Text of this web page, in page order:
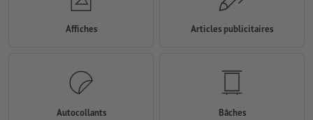
Affiches Articles publicitaires
Autocollants Bâches